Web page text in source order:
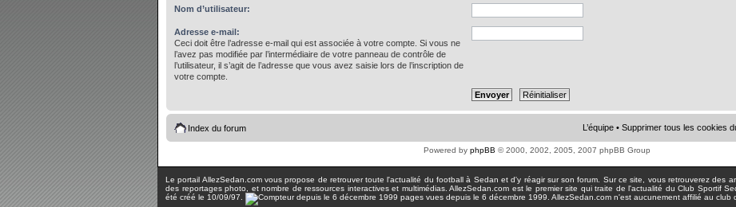
Nom d’utilisateur:
Adresse e-mail:
Ceci doit être l’adresse e-mail qui est associée à votre compte. Si vous ne
l’avez pas modifiée par l’intermédiaire de votre panneau de contrôle de
l’utilisateur, il s’agit de l’adresse que vous avez saisie lors de l’inscription de
votre compte.
Index du forum L’équipe • Supprimer tous les cookies
Powered by phpBB © 2000, 2002, 2005, 2007 phpBB Group
Le portail AllezSedan.com vous propose de retrouver toute l'actualité du football à Sedan et d'y réagir sur son forum. Sur ce site, vous retrouverez des
des reportages photo, et nombre de ressources interactives et multimédias. AllezSedan.com est le premier site qui traite de l'actualité du Club Sportif
été créé le 10/09/97.
pages vues depuis le 6 décembre 1999. AllezSedan.com n'est aucunement affilié au club